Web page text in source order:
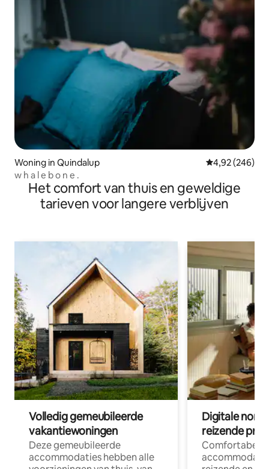
Woning in Quindalup Gemiddelde
4,92 (246)
w h a l e b o n e .
Het comfort van thuis en geweldige
tarieven voor langere verblijven
Volledig gemeubileerde
vakantiewoningen
Deze gemeubileerde
accommodaties hebben alle
Digitale
reizende
Comfortabele